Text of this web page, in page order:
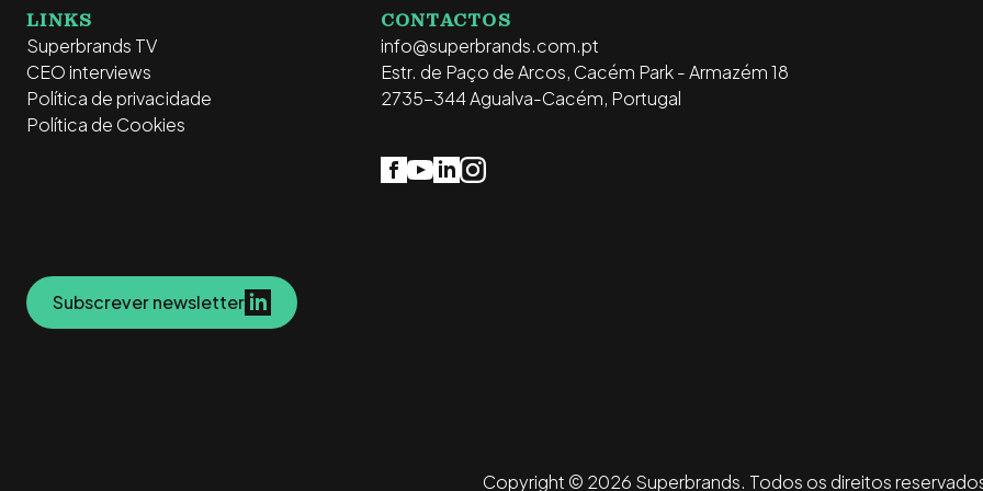
LINKS
Superbrands TV
CEO interviews
Política de privacidade
Política de Cookies
Subscrever newsletter
CONTACTOS
info@superbrands.com.pt
Estr. de Paço de Arcos, Cacém Park - Armazém 18
2735-344 Agualva-Cacém, Portugal
Copyright © 2026 Superbrands. Todos os direitos